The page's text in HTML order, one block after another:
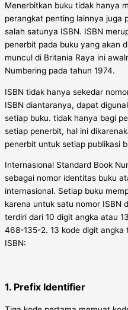
Menerbitkan buku tidak hanya
perangkat penting lainnya juga
salah satunya ISBN. ISBN
penerbit pada buku yang akan
muncul di Britania Raya ini
Numbering pada tahun 1974.
ISBN tidak hanya sekedar
ISBN diantaranya, dapat
setiap buku. tidak hanya bagi
setiap penerbit, hal ini
penerbit untuk setiap publikasi
Internasional Standard Book
sebagai nomor identitas buku
internasional. Setiap buku
karena untuk satu nomor ISBN
terdiri dari 10 digit angka atau
468-135-2. 13 kode digit
ISBN:
1. Prefix Identifier